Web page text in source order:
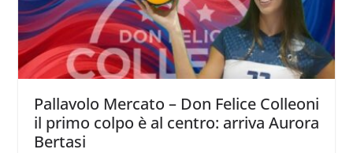
Pallavolo Mercato – Don Felice Colleoni
il primo colpo è al centro: arriva Aurora
Bertasi